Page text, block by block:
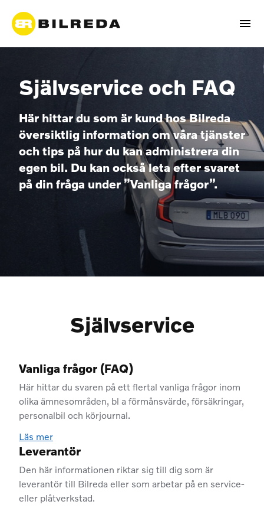
Självservice och FAQ
Här hittar du som är kund hos Bilreda
översiktlig information om våra tjänster
och tips på hur du kan administrera din
egen bil. Du kan också leta efter svaret
på din fråga under ”Vanliga frågor”.
Självservice
Vanliga frågor (FAQ)
Här hittar du svaren på ett flertal vanliga frågor inom
olika ämnesområden, bl a förmånsvärde, försäkringar,
personalbil och körjournal.
Läs mer
Leverantör
Den här informationen riktar sig till dig som är
leverantör till Bilreda eller som arbetar på en service-
eller plåtverkstad.